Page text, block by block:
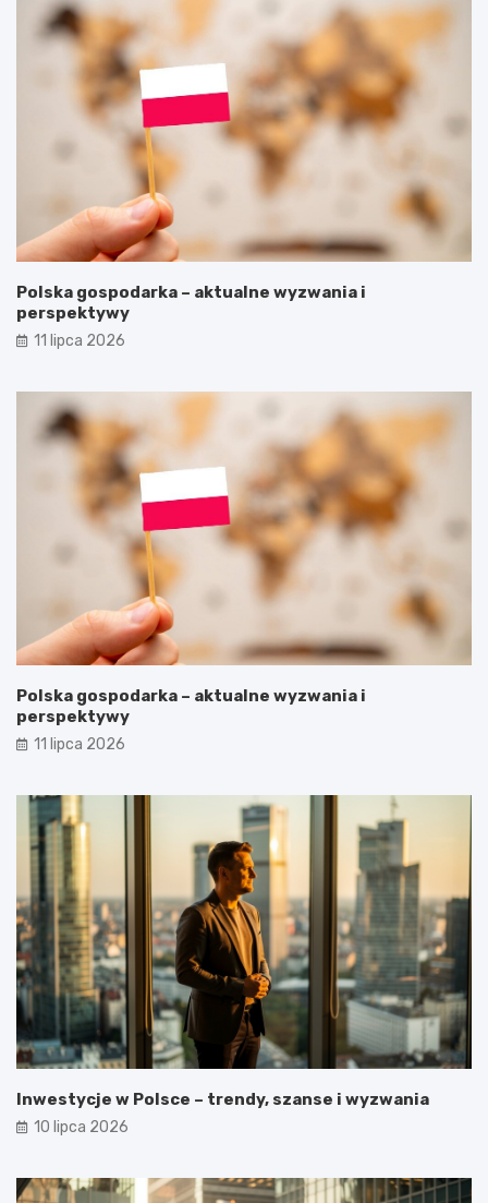
Polska gospodarka – aktualne wyzwania i
perspektywy
11 lipca 2026
Polska gospodarka – aktualne wyzwania i
perspektywy
11 lipca 2026
Inwestycje w Polsce – trendy, szanse i wyzwania
10 lipca 2026